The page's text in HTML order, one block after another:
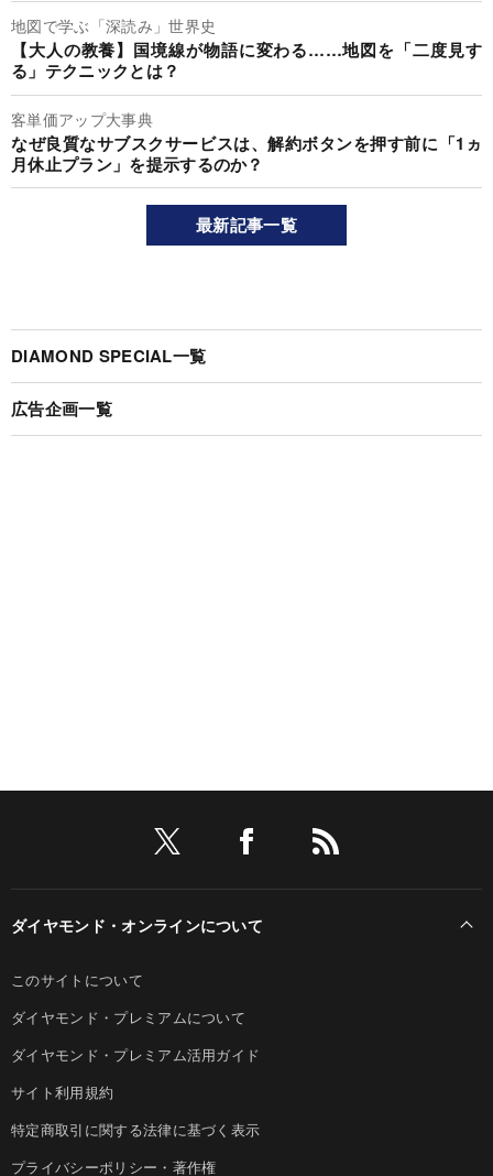
地図で学ぶ「深読み」世界史
【大人の教養】国境線が物語に変わる……地図を「二度見す
る」テクニックとは？
客単価アップ大事典
なぜ良質なサブスクサービスは、解約ボタンを押す前に「1ヵ
月休止プラン」を提示するのか？
最新記事一覧
DIAMOND SPECIAL一覧
広告企画一覧
ダイヤモンド・オンラインについて
このサイトについて
ダイヤモンド・プレミアムについて
ダイヤモンド・プレミアム活用ガイド
サイト利用規約
特定商取引に関する法律に基づく表示
プライバシーポリシー・著作権